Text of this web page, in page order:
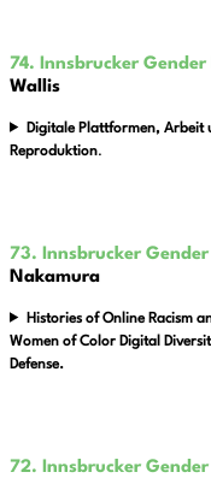
74. Innsbrucker Gender
Wallis
Digitale Plattformen, Arbeit
Reproduktion.
73. Innsbrucker
Nakamura
Histories of Online Racism
Women of Color Digital
Defense.
72. Innsbrucker